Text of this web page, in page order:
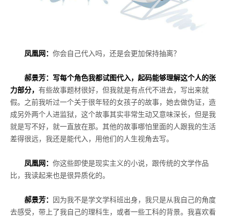
凤凰网： 你会自己代入吗，还是会更加保持抽离？
郝景芳：写每个角色我都试图代入，起码能够理解这个人的张
力部分， 有些故事题材很好，但我就是有点代不进去，写出来就
假。之前我听过一个关于很年轻的女孩子的故事，她去做伪证，造
成另外两个人进监狱，这个故事其实非常生动又意味深长，但是我
就是写不好，就一直放在那。其他的故事哪怕里面的人跟我的生活
差得很远，我还是能代入，用他们的人生视角去写。
凤凰网： 你这些即使是现实主义的小说，跟传统的文学作品
比，我读起来也是很异质化的。
郝景芳：
因为我不是学文学科班出身，我只是从我自己的角度
去感受，带上了我自己的理科生，或者一些工科的背景。我喜欢看